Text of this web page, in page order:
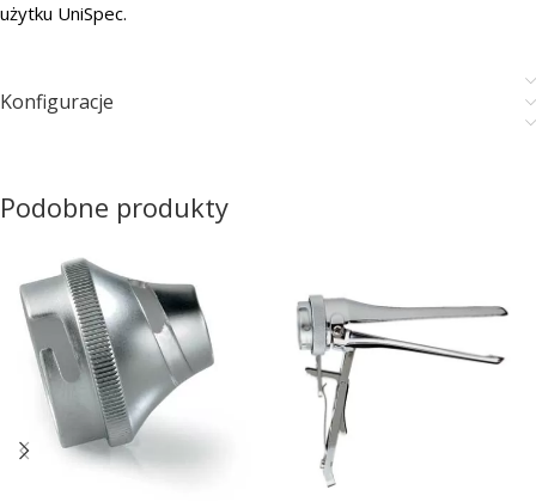
użytku UniSpec.
Konfiguracje
Podobne produkty